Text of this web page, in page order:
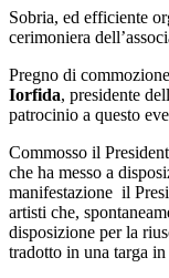
Sobria, ed efficiente
cerimoniera
Pregno di
Iorfida, presidente
patrocinio a questo
Commosso il
che ha messo a
manifestazione il
artisti che,
disposizione per la
tradotto in una targa